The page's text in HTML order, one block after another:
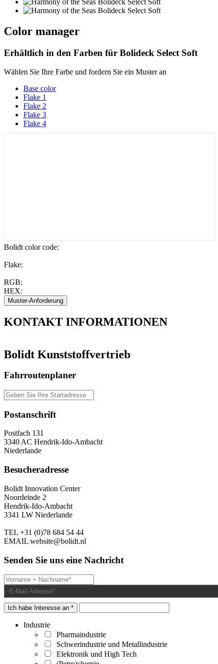
Color manager
Erhältlich in den Farben für Bolideck Select Soft
Wählen Sie Ihre Farbe und fordern Sie ein Muster an
Base color
Flake 1
Flake 2
Flake 3
Flake 4
Bolidt color code:
Flake:
RGB:
HEX:
KONTAKT INFORMATIONEN
Bolidt Kunststoffvertrieb
Fahrroutenplaner
Postanschrift
Postfach 131
3340 AC Hendrik-Ido-Ambacht
Niederlande
Besucheradresse
Bolidt Innovation Center
Noordeinde 2
Hendrik-Ido-Ambacht
3341 LW Niederlande
TEL +31 (0)78 684 54 44
EMAIL website@bolidt.nl
Senden Sie uns eine Nachricht
Ich habe Interesse an *
Industrie
Pharmaindustrie
Schwerindustrie und Metallindustrie
Elektronik und High Tech